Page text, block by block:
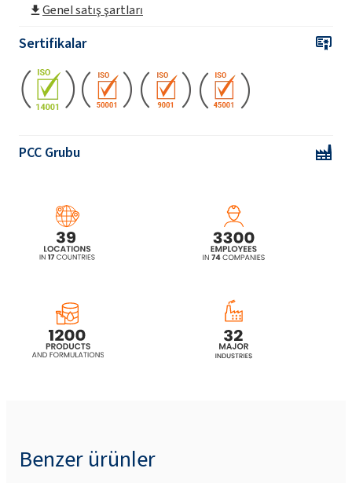
Genel satış şartları
Sertifikalar
PCC Grubu
Saflaştırılmış hidroklorik asit teknik
Benzer ürünler